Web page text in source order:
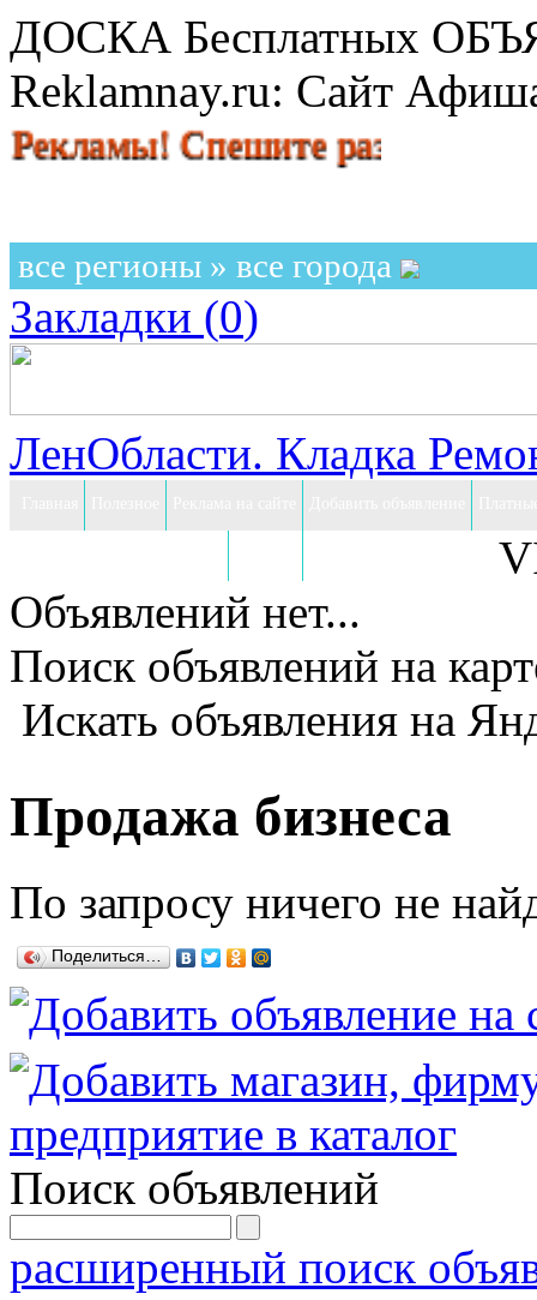
ДОСКА Бесплатных
Reklamnay.ru: Сайт
Спешите разместить
все регионы » все города
Закладки (0)
ЛенОбласти. Кладка
Объявлений нет...
Поиск объявлений на
Искать объявления на
Продажа бизнеса
По запросу ничего не
Поделиться…
Поиск объявлений
расширенный поиск